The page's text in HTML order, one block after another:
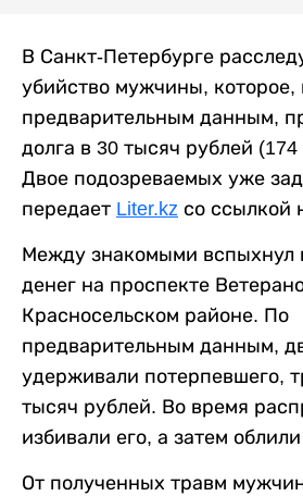
В Санкт-Петербурге
убийство мужчины, которое,
предварительным данным,
долга в 30 тысяч рублей
Двое подозреваемых уже
передает Liter.kz со ссылкой
Между знакомыми вспыхнул
денег на проспекте
Красносельском районе. По
предварительным данным,
удерживали потерпевшего,
тысяч рублей. Во время
избивали его, а затем
От полученных травм